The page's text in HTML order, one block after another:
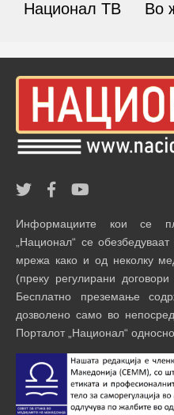
Национал ТВ Во
Информациите кои се
„Национал“ се
мрежа како и од неколку
(преку регулирани договори
Бесплатно преземање
дозволено само во
Порталот „Национал“